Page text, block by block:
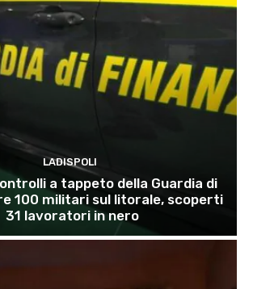
LADISPOLI
a tappeto della Guardia di
100 militari sul litorale, scoperti
31 lavoratori in nero